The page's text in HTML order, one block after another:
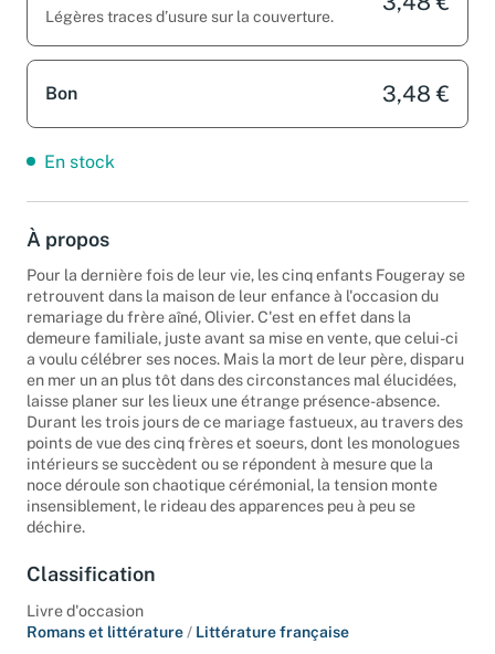
Légères traces d’usure sur la couverture.
Bon 3,48 €
En stock
À propos
Pour la dernière fois de leur vie, les cinq enfants Fougeray se
retrouvent dans la maison de leur enfance à l'occasion du
remariage du frère aîné, Olivier. C'est en effet dans la
demeure familiale, juste avant sa mise en vente, que celui-ci
a voulu célébrer ses noces. Mais la mort de leur père, disparu
en mer un an plus tôt dans des circonstances mal élucidées,
laisse planer sur les lieux une étrange présence-absence.
Durant les trois jours de ce mariage fastueux, au travers des
points de vue des cinq frères et soeurs, dont les monologues
intérieurs se succèdent ou se répondent à mesure que la
noce déroule son chaotique cérémonial, la tension monte
insensiblement, le rideau des apparences peu à peu se
déchire.
Classification
Livre d'occasion
Romans et littérature / Littérature française